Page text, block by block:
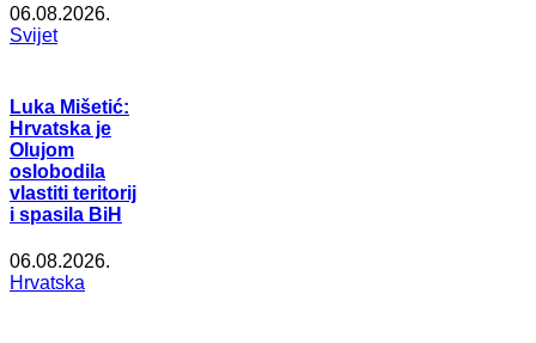
06.08.2026.
Svijet
Luka Mišetić:
Hrvatska je
Olujom
oslobodila
vlastiti teritorij
i spasila BiH
06.08.2026.
Hrvatska